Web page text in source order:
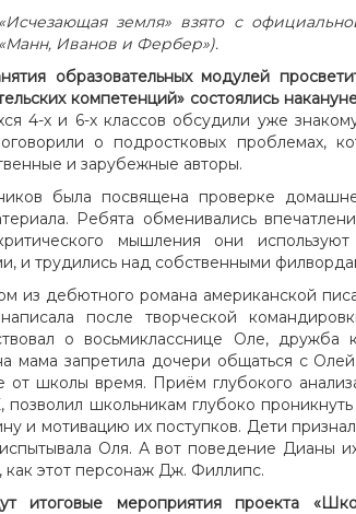
земля» взято с
«Манн, Иванов и Фербер»).
образовательных модулей
компетенций» состоялись
4-х и 6-х классов обсудили уже
о подростковых проблемах,
и зарубежные авторы.
была посвящена проверке
Ребята обменивались
мышления они
и трудились над собственными
из дебютного романа американской
после творческой
о восьмикласснице Оле, дружба
мама запретила дочери общаться с
школы время. Приём глубокого
школьникам глубоко
и мотивацию их поступков. Дети
Оля. А вот поведение Дианы
этот персонаж Дж. Филлипс.
мероприятия проекта